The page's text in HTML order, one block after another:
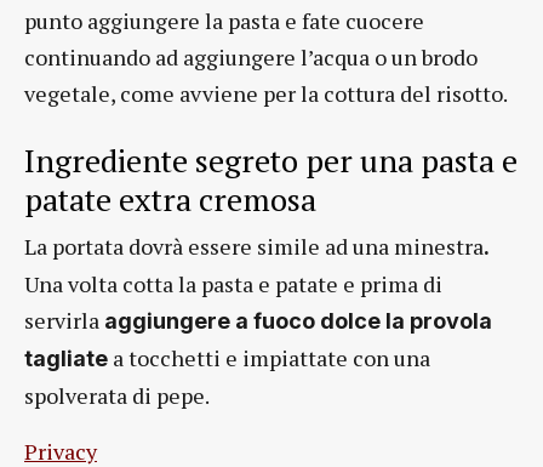
punto aggiungere la pasta e fate cuocere
continuando ad aggiungere l’acqua o un brodo
vegetale, come avviene per la cottura del risotto.
Ingrediente segreto per una pasta e
patate extra cremosa
La portata dovrà essere simile ad una minestra.
Una volta cotta la pasta e patate e prima di
servirla aggiungere a fuoco dolce la provola
tagliate a tocchetti e impiattate con una
spolverata di pepe.
Privacy